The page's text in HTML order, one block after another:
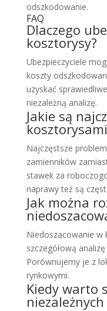
odszkodowanie.
FAQ
Dlaczego
kosztorysy?
Ubezpieczyciele
koszty
uzyskać
niezależną analizę.
Jakie są
Najczęstsze
zamienników
stawek za
naprawy też są
Jak można
Niedoszacowanie w
szczegółową
Porównujemy je z
rynkowymi.
Kiedy warto